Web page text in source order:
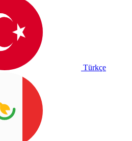
Türkçe